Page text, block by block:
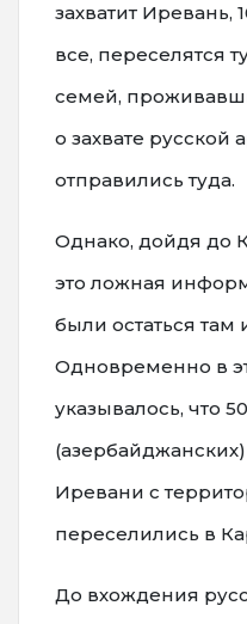
захватит Иревань,
все, переселятся
семей,
о захвате
отправились туда.
Однако, дойдя до
это ложная
были остаться там
Одновременно в
указывалось, что
Иревани с
переселились в
До вхождения